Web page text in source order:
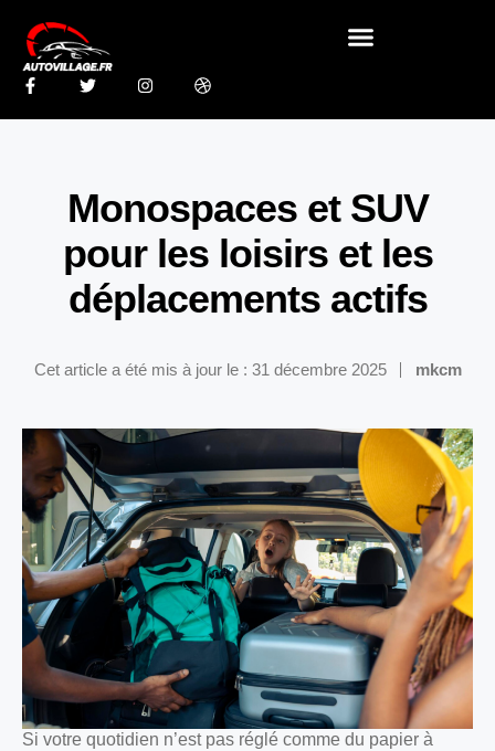
Monospaces et SUV
pour les loisirs et les
déplacements actifs
Cet article a été mis à jour le : 31 décembre 2025 mkcm
Si votre quotidien n’est pas réglé comme du papier à